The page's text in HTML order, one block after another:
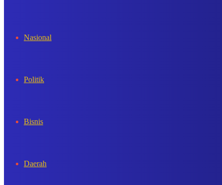
Nasional
Politik
Bisnis
Daerah